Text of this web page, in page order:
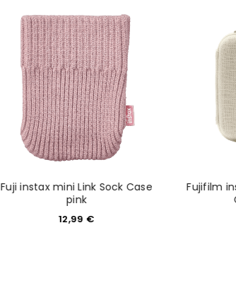
NEWSLETTER ABONNIEREN
Please select all the ways you would like to hear
Ich stimme zu
Ja, ich möchte ein Kundenkonto eröffnen und
Datenschutzerklärung. *
REGISTRIEREN
Fuji instax mini Link Sock Case
pink
12,99 €
Fujifilm